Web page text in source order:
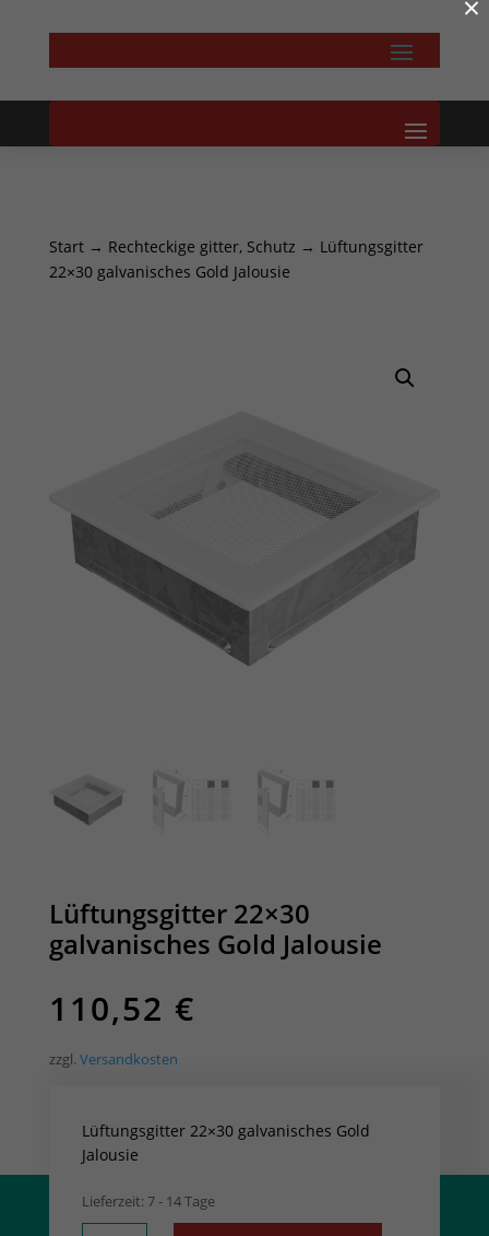
Start→ Rechteckige gitter, Schutz → Lüftungsgitter
22×30 galvanisches Gold Jalousie
Lüftungsgitter 22×30
galvanisches Gold Jalousie
110,52 €
zzgl. Versandkosten
Lüftungsgitter 22×30 galvanisches Gold
Jalousie
Lieferzeit: 7 - 14 Tage